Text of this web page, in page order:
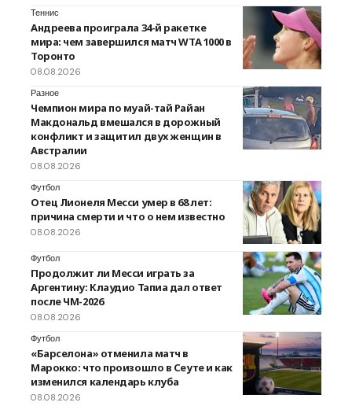
Теннис
Андреева проиграла 34-й ракетке
мира: чем завершился матч WTA 1000 в
Торонто
08.08.2026
Разное
Чемпион мира по муай-тай Райан
Макдональд вмешался в дорожный
конфликт и защитил двух женщин в
Австралии
08.08.2026
Футбол
Отец Лионеля Месси умер в 68 лет:
причина смерти и что о нем известно
08.08.2026
Футбол
Продолжит ли Месси играть за
Аргентину: Клаудио Тапиа дал ответ
после ЧМ-2026
08.08.2026
Футбол
«Барселона» отменила матч в
Марокко: что произошло в Сеуте и как
изменился календарь клуба
08.08.2026